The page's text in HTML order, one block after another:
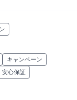
キャンペーン
安心保証